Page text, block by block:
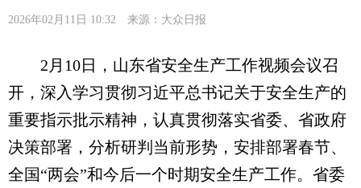
2026年02月11日 10:32 来源：大众日报
2月10日，山东省安全生产工作视频会议召
开，深入学习贯彻习近平总书记关于安全生产的
重要指示批示精神，认真贯彻落实省委、省政府
决策部署，分析研判当前形势，安排部署春节、
全国“两会”和今后一个时期安全生产工作。省委